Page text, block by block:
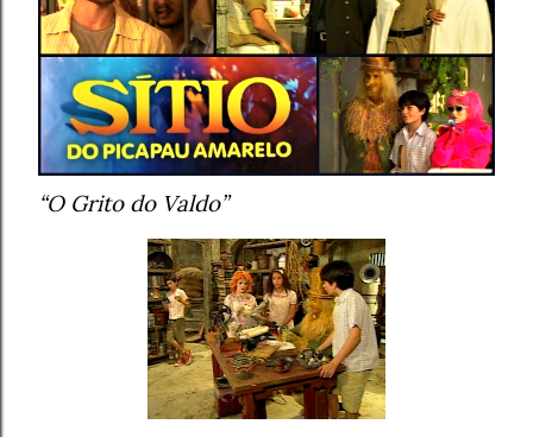
“O Grito do Valdo”